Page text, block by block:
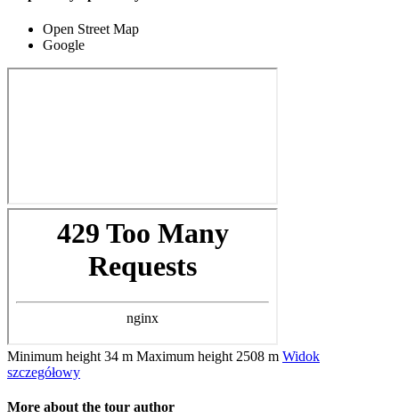
Open Street Map
Google
Minimum height 34 m Maximum height 2508 m Widok
szczegółowy
More about the tour author